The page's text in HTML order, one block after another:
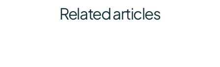
Related articles